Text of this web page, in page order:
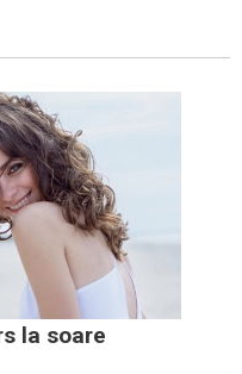
la soare